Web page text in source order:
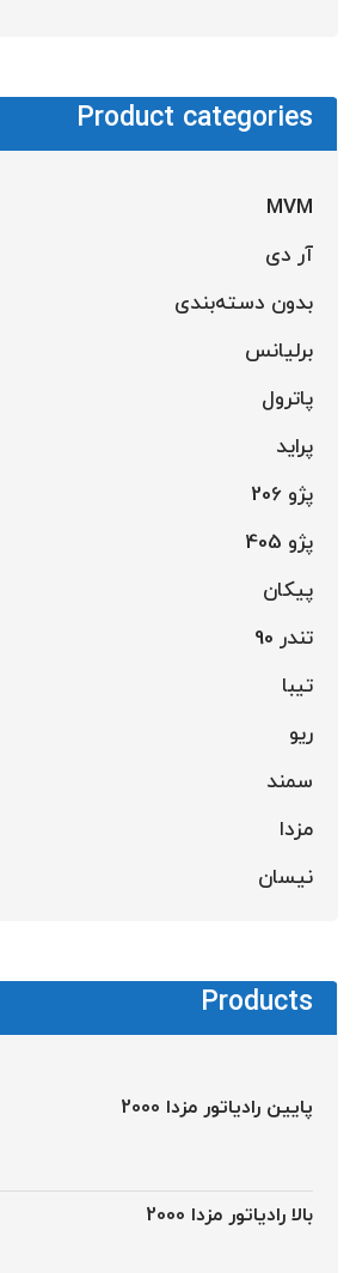
Product categories
MVM
آر دی
بدون دسته‌بندی
برلیانس
پاترول
پراید
پژو 206
پژو 405
پیکان
تندر 90
تیبا
ریو
سمند
مزدا
نیسان
Products
پایین رادیاتور مزدا 2000
بالا رادیاتور مزدا 2000